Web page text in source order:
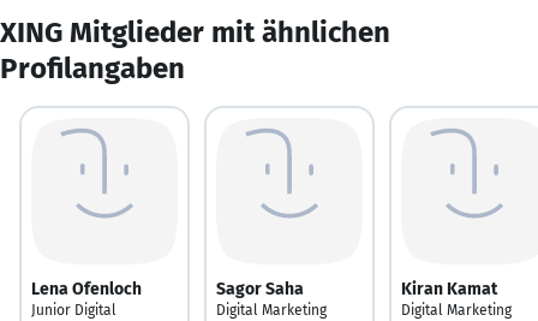
XING Mitglieder mit ähnlichen
Profilangaben
Lena Ofenloch
Junior Digital
Sagor Saha
Digital Marketing
Kiran Kamat
Digital Marketing